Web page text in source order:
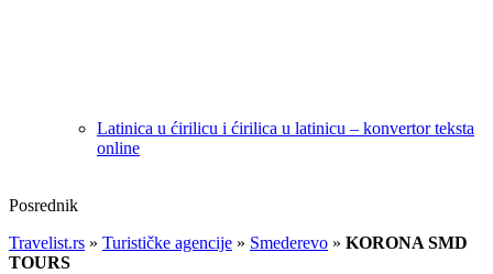
Latinica u ćirilicu i ćirilica u latinicu – konvertor teksta
online
Posrednik
Travelist.rs » Turističke agencije » Smederevo » KORONA SMD
TOURS